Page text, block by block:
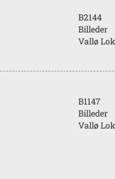
B2144
Billeder
Vallø
B1147
Billeder
Vallø